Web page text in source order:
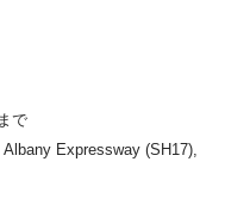
で
Expressway (SH17),